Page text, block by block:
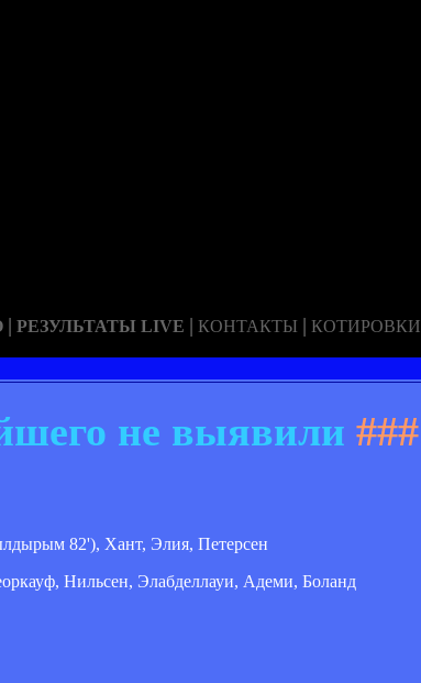
| РЕЗУЛЬТАТЫ LIVE | КОНТАКТЫ | КОТИРОВКИ
не выявили ###
82'), Хант, Элия, Петерсен
Нильсен, Элабделлауи, Адеми, Боланд